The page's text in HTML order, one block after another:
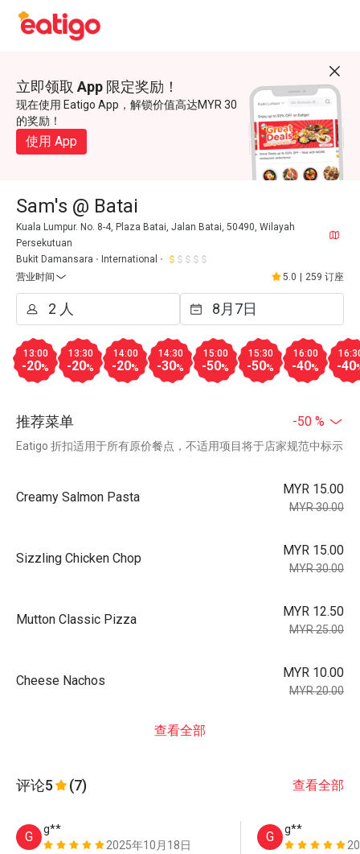
立即领取 App 限定奖励！
现在使用 Eatigo App，解锁价值高达MYR 30
的奖励！
使用 App
Sam's @ Batai
Kuala Lumpur. No. 8-4, Plaza Batai, Jalan Batai, 50490, Wilayah
Persekutuan
Bukit Damansara
International
营业时间
5.0 259 订座
13:00
-20%
13:30
-20%
14:00
-20%
14:30
-30%
15:00
-50%
15:30
-50%
16:00
-40% -40
推荐菜单 -50 %
Eatigo 折扣适用于所有原价餐点，不适用项目将于店家规范中标示
Creamy Salmon Pasta
MYR 15.00
MYR 30.00
Sizzling Chicken Chop
MYR 15.00
MYR 30.00
Mutton Classic Pizza
MYR 12.50
MYR 25.00
Cheese Nachos
MYR 10.00
MYR 20.00
查看全部
评论5 (7) 查看全部
G
g**
2025年10月18日
G
g**